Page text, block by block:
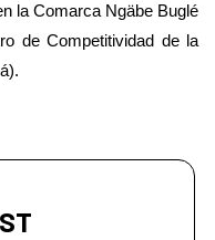
la Comarca Ngäbe Buglé
de Competitividad de la